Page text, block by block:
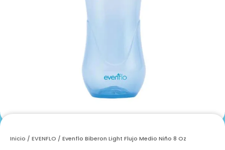
Inicio / EVENFLO / Evenflo Biberon Light Flujo Medio Niño 8 Oz